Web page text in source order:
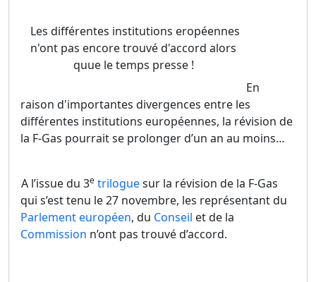
Les différentes institutions eropéennes
n'ont pas encore trouvé d'accord alors
quue le temps presse !
En
raison d'importantes divergences entre les
différentes institutions européennes, la révision de
la F-Gas pourrait se prolonger d’un an au moins…
A l’issue du 3e triloguesur la révision de la F-Gas
qui s’est tenu le 27 novembre, les représentant du
Parlement européen, du Conseil et de la
Commission n’ont pas trouvé d’accord.